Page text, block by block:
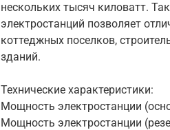
нескольких тысяч киловатт.
электростанций позволяет
коттеджных поселков,
зданий.
Технические характеристики:
Мощность электростанции
Мощность электростанции